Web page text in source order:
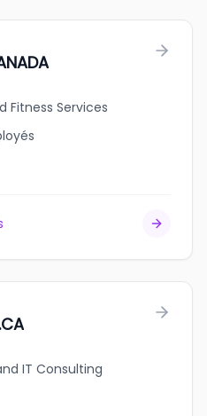
Fitness Services
IT Consulting